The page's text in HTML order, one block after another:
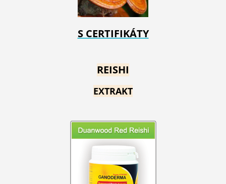
S CERTIFIKÁTY
REISHI
EXTRAKT